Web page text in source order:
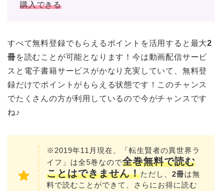
購入できる
すべて無料登録でもらえるポイントを活用すると最大2
冊を読むことが可能となります！今は動画配信サービ
スと電子書籍サービスがかなり充実していて、無料登
録だけでポイントがもらえる状態です！このチャンス
でたくさんの方が利用しているので今がチャンスです
ね♪
※2019年11月現在、「転生賢者の異世界ラ
イフ」は全5巻なので全巻無料で読む
ことはできません！ただし、 2冊は無
料で読むことができて、さらにお得に読む